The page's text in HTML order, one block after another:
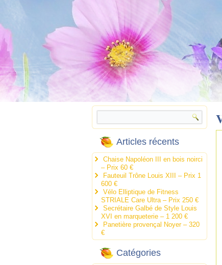
Articles récents
Chaise Napoléon III en bois noirci
– Prix 60 €
Fauteuil Trône Louis XIII – Prix 1
600 €
Vélo Elliptique de Fitness
STRIALE Care Ultra – Prix 250 €
Secrétaire Galbé de Style Louis
XVI en marqueterie – 1 200 €
Panetière provençal Noyer – 320
€
Catégories